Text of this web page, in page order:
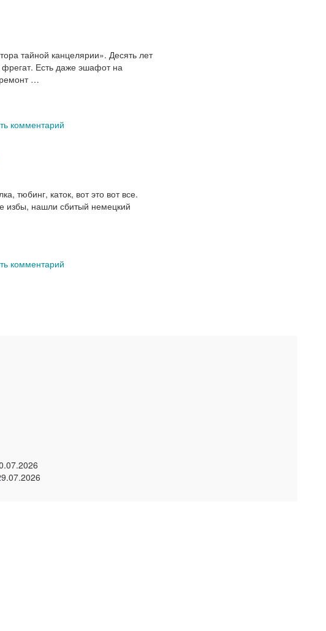
тайной канцелярии». Десять лет
фрегат. Есть даже эшафот на
…
комментарий
тюбинг, каток, вот это вот все.
избы, нашли сбитый немецкий
комментарий